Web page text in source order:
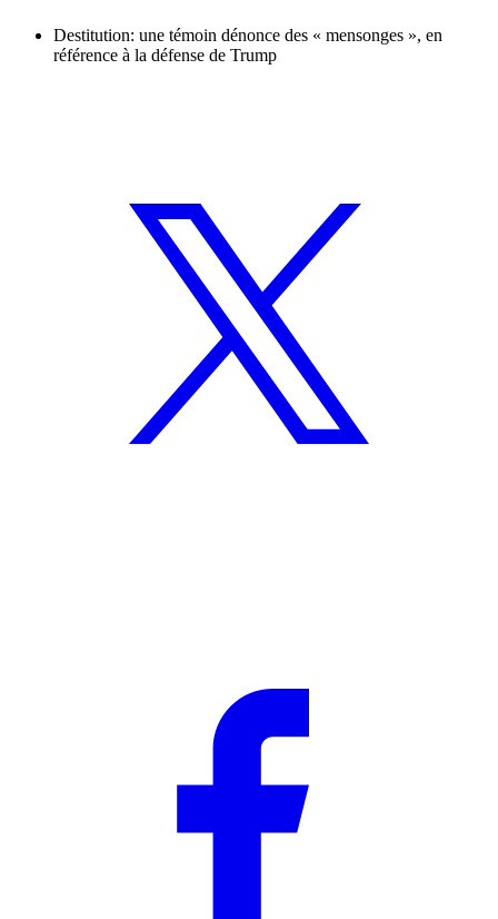
Destitution: une témoin dénonce des « mensonges », en
référence à la défense de Trump